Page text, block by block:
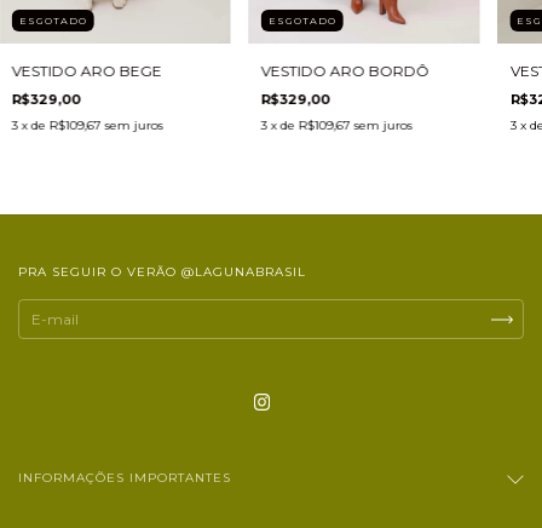
ESGOTADO
VESTIDO ARO BEGE
R$329,00
3 x de R$109,67 sem juros
ESGOTADO
VESTIDO ARO BORDÔ
R$329,00
3 x de R$109,67 sem juros 3 x
PRA SEGUIR O VERÃO @LAGUNABRASIL
INFORMAÇÕES IMPORTANTES